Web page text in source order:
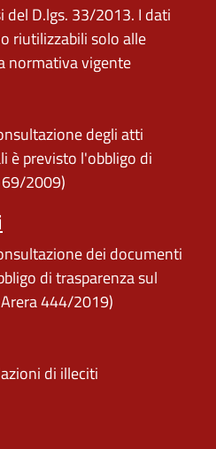
del D.lgs. 33/2013. I dati
riutilizzabili solo alle
normativa vigente
degli atti
è previsto l'obbligo di
69/2009)
dei documenti
di trasparenza sul
444/2019)
di illeciti